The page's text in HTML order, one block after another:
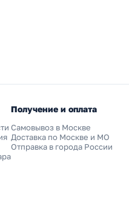
Получение и оплата
Самовывоз в Москве
Доставка по Москве и МО
Отправка в города России